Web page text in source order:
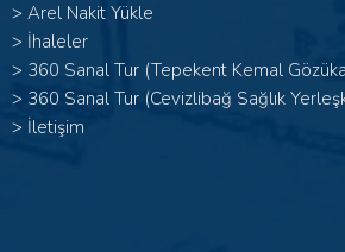
> Arel Nakit Yükle
> İhaleler
> 360 Sanal Tur (Tepekent Kemal
> 360 Sanal Tur (Cevizlibağ Sağlık
> İletişim